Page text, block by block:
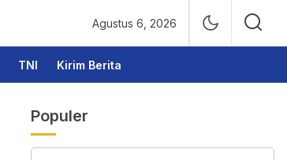
Agustus 6, 2026
TNI Kirim Berita
Populer